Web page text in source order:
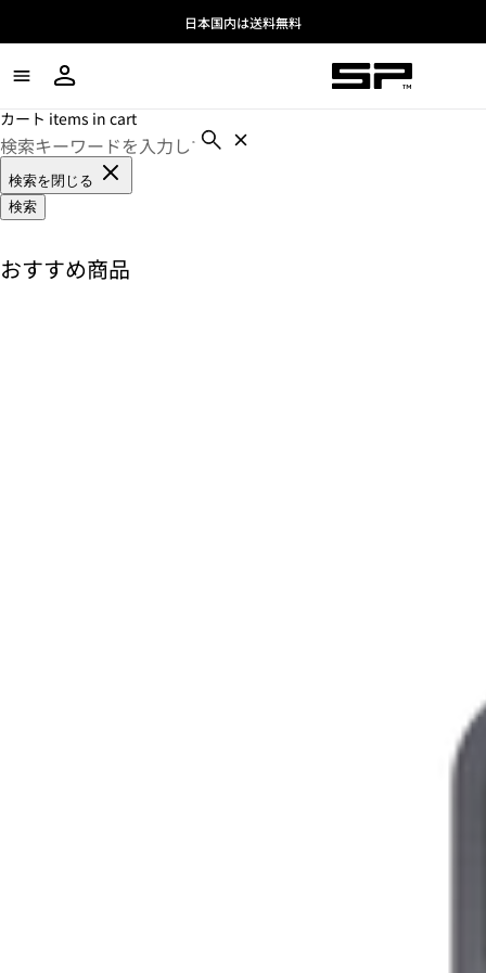
日本国内は送料無料
カート items in cart
検索を閉じる
検索
おすすめ商品